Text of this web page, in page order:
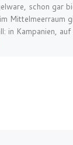
schon gar
Mittelmeerraum
in Kampanien,